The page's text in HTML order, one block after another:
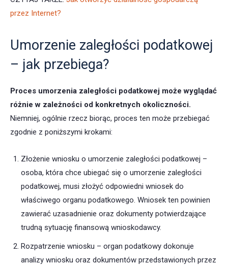
przez Internet?
Umorzenie zaległości podatkowej
– jak przebiega?
Proces umorzenia zaległości podatkowej może wyglądać
różnie w zależności od konkretnych okoliczności.
Niemniej, ogólnie rzecz biorąc, proces ten może przebiegać
zgodnie z poniższymi krokami:
Złożenie wniosku o umorzenie zaległości podatkowej –
osoba, która chce ubiegać się o umorzenie zaległości
podatkowej, musi złożyć odpowiedni wniosek do
właściwego organu podatkowego. Wniosek ten powinien
zawierać uzasadnienie oraz dokumenty potwierdzające
trudną sytuację finansową wnioskodawcy.
Rozpatrzenie wniosku – organ podatkowy dokonuje
analizy wniosku oraz dokumentów przedstawionych przez